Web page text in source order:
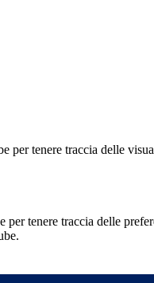
per tenere traccia delle
per tenere traccia delle